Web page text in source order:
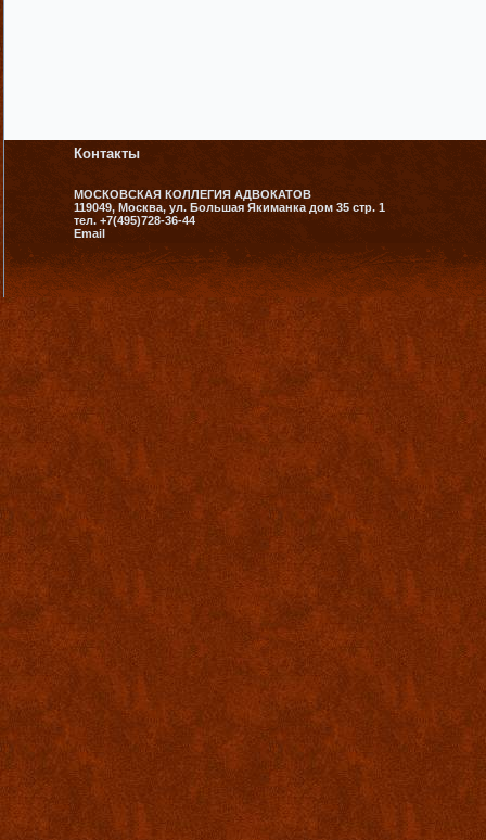
Контакты
МОСКОВСКАЯ КОЛЛЕГИЯ АДВОКАТОВ
119049, Москва, ул. Большая Якиманка дом 35 стр. 1
тел. +7(495)728-36-44
Email